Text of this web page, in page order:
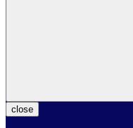
close